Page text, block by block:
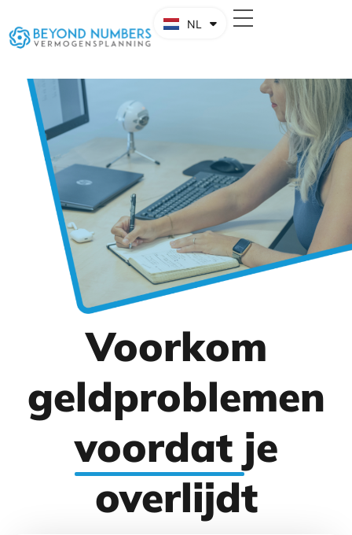
NL
EN
Voorkom
geldproblemen
voordat je
overlijdt